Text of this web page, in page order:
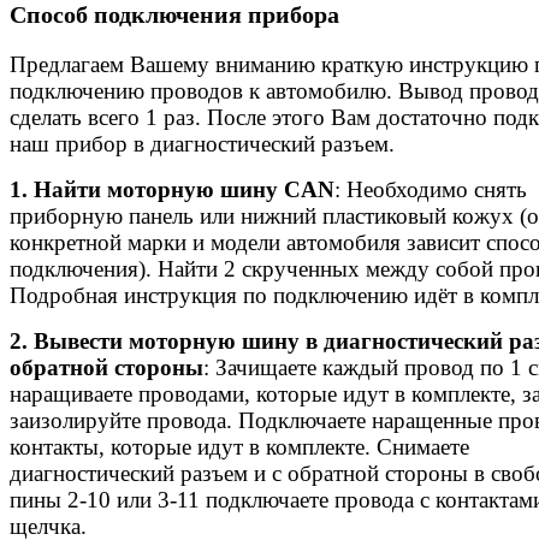
Способ подключения прибора
Предлагаем Вашему вниманию краткую инструкцию
подключению проводов к автомобилю. Вывод
сделать всего 1 раз. После этого Вам достаточно
наш прибор в диагностический разъем.
1. Найти моторную шину CAN: Необходимо снять
приборную панель или нижний пластиковый кожух
конкретной марки и модели автомобиля зависит
подключения). Найти 2 скрученных между собой
Подробная инструкция по подключению идёт в
2. Вывести моторную шину в диагностический
обратной стороны: Зачищаете каждый провод по 1
наращиваете проводами, которые идут в комплекте,
заизолируйте провода. Подключаете наращенные
контакты, которые идут в комплекте. Снимаете
диагностический разъем и с обратной стороны в
пины 2-10 или 3-11 подключаете провода с
щелчка.